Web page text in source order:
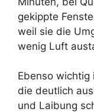
gekippte
weil sie die
wenig Luft
Ebenso wichtig
die deutlich
und Laibung